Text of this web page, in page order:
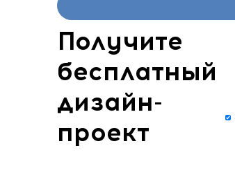
Получите
бесплатный
дизайн-
проект